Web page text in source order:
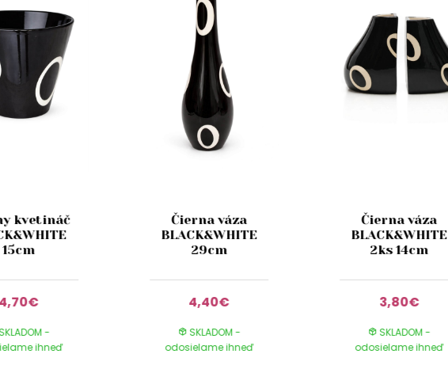
kvetináč
15cm
4,70€
SKLADOM -
ihneď
Čierna váza
BLACK&WHITE
29cm
4,40€
SKLADOM -
odosielame ihneď
Čierna váza
BLACK&WHITE
2ks 14cm
3,80€
SKLADOM -
odosielame ihneď